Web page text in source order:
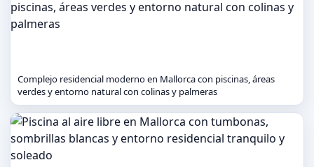
Complejo residencial moderno en Mallorca con piscinas, áreas
verdes y entorno natural con colinas y palmeras